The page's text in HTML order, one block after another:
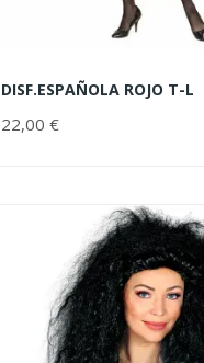
DISF.ESPAÑOLA ROJO T-L
22,00 €AÑADIR AL CARRITO